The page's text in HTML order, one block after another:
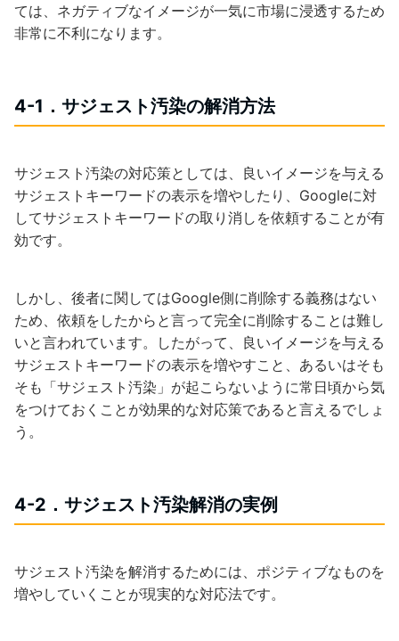
ては、ネガティブなイメージが一気に市場に浸透するため
非常に不利になります。
4-1．サジェスト汚染の解消方法
サジェスト汚染の対応策としては、良いイメージを与える
サジェストキーワードの表示を増やしたり、Googleに対
してサジェストキーワードの取り消しを依頼することが有
効です。
しかし、後者に関してはGoogle側に削除する義務はない
ため、依頼をしたからと言って完全に削除することは難し
いと言われています。したがって、良いイメージを与える
サジェストキーワードの表示を増やすこと、あるいはそも
そも「サジェスト汚染」が起こらないように常日頃から気
をつけておくことが効果的な対応策であると言えるでしょ
う。
4-2．サジェスト汚染解消の実例
サジェスト汚染を解消するためには、ポジティブなものを
増やしていくことが現実的な対応法です。